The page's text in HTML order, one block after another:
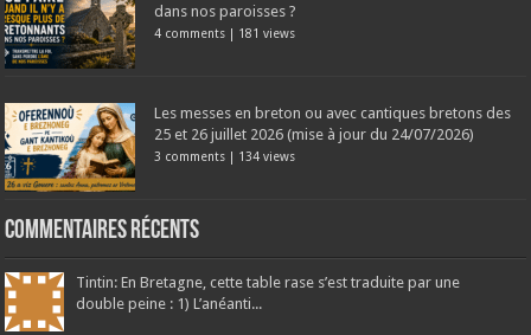
dans nos paroisses ?
4 comments | 181 views
Les messes en breton ou avec cantiques bretons des
25 et 26 juillet 2026 (mise à jour du 24/07/2026)
3 comments | 134 views
Commentaires récents
Tintin: En Bretagne, cette table rase s’est traduite par une
double peine : 1) L’anéanti...